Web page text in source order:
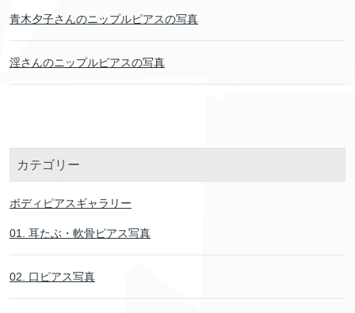
青木夕子さんのニップルピアスの写真
淫さんのニップルピアスの写真
カテゴリー
ボディピアスギャラリー
01. 耳たぶ・軟骨ピアス写真
02. 口ピアス写真